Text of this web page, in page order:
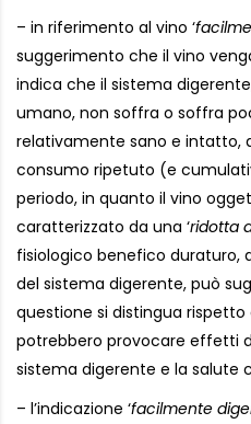
– in riferimento al vino ‘
suggerimento che il vino
indica che il sistema
umano, non soffra o soffra
relativamente sano e intatto,
consumo ripetuto (e
periodo, in quanto il vino
caratterizzato da una ‘ridotta
fisiologico benefico duraturo,
del sistema digerente, può
questione si distingua
potrebbero provocare effetti
sistema digerente e la salute
– l’indicazione ‘facilmente